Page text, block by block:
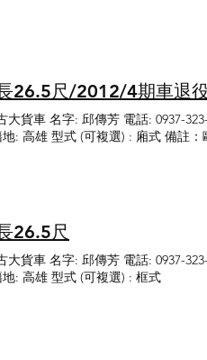
貨車 名字: 邱傳芳 電話: 0937-
: 高雄 型式 (可複選) : 廂式 備註
26.5尺
貨車 名字: 邱傳芳 電話: 0937-
: 高雄 型式 (可複選) : 框式